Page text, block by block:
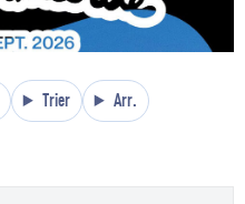
Trier Arr.